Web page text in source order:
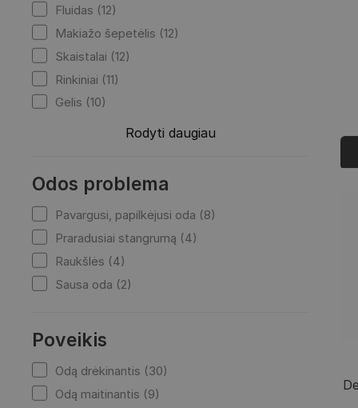
Fluidas (12)
Makiažo šepetėlis (12)
Skaistalai (12)
Rinkiniai (11)
Gelis (10)
Rodyti daugiau
Odos problema
Pavargusi, papilkėjusi oda (8)
Praradusiai stangrumą (4)
Raukšlės (4)
Sausa oda (2)
Poveikis
Odą drėkinantis (30)
Odą maitinantis (9)